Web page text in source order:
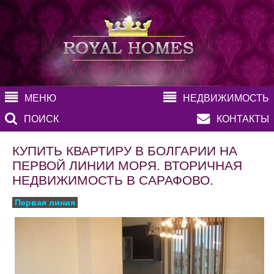
МЕНЮ
НЕДВИЖИМОСТЬ
ПОИСК
КОНТАКТЫ
КУПИТЬ КВАРТИРУ В БОЛГАРИИ НА
ПЕРВОЙ ЛИНИИ МОРЯ. ВТОРИЧНАЯ
НЕДВИЖИМОСТЬ В САРАФОВО.
Первая линия